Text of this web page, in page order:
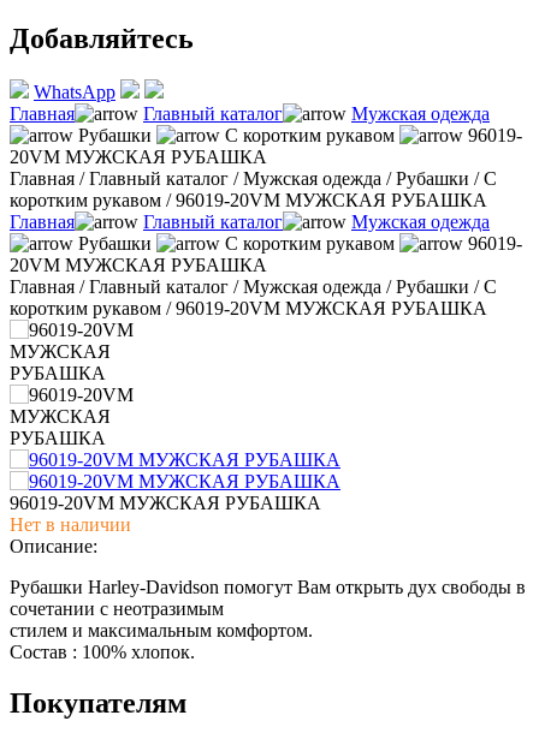
Добавляйтесь
WhatsApp
Главная
Главный каталог
Мужская одежда
Рубашки
С коротким рукавом
96019-
20VM МУЖСКАЯ РУБАШКА
Главная /Главный каталог /Мужская одежда /Рубашки /С
коротким рукавом /96019-20VM МУЖСКАЯ РУБАШКА
Главная
Главный каталог
Мужская одежда
Рубашки
С коротким рукавом
96019-
20VM МУЖСКАЯ РУБАШКА
Главная /Главный каталог /Мужская одежда /Рубашки /С
коротким рукавом /96019-20VM МУЖСКАЯ РУБАШКА
96019-20VM МУЖСКАЯ РУБАШКА
Нет в наличии
Описание:
Рубашки Harley-Davidson помогут Вам открыть дух свободы в
сочетании с неотразимым
стилем и максимальным комфортом.
Состав : 100% хлопок.
Покупателям